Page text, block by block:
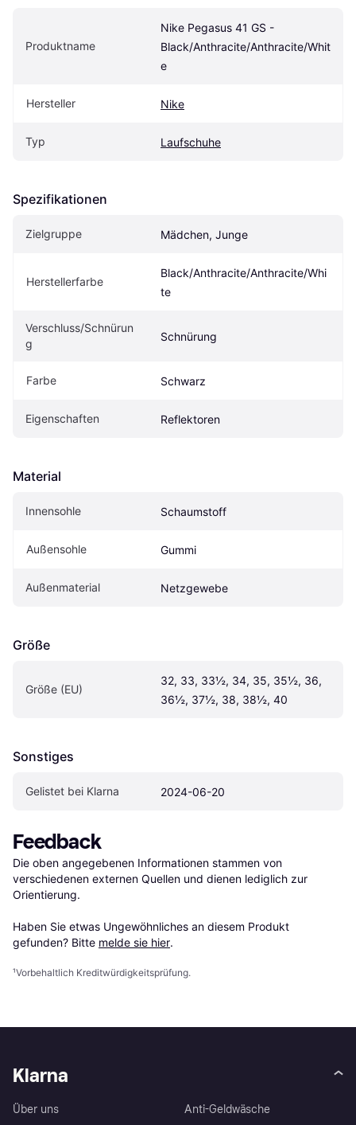
Produktname
Nike Pegasus 41 GS -
Black/Anthracite/Anthracite/Whit
e
Hersteller Nike
Typ Laufschuhe
Spezifikationen
Zielgruppe Mädchen, Junge
Herstellerfarbe
Black/Anthracite/Anthracite/Whi
te
Verschluss/Schnürun
g
Schnürung
Farbe Schwarz
Eigenschaften Reflektoren
Material
Innensohle Schaumstoff
Außensohle Gummi
Außenmaterial Netzgewebe
Größe
Größe (EU)
32, 33, 33½, 34, 35, 35½, 36,
36½, 37½, 38, 38½, 40
Sonstiges
Gelistet bei Klarna 2024-06-20
Feedback
Die oben angegebenen Informationen stammen von
verschiedenen externen Quellen und dienen lediglich zur
Orientierung.
Haben Sie etwas Ungewöhnliches an diesem Produkt
gefunden? Bitte melde sie hier.
¹Vorbehaltlich Kreditwürdigkeitsprüfung.
Klarna
Über uns
Anti-Geldwäsche